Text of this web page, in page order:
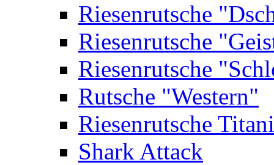
Riesenrutsche
Riesenrutsche
Riesenrutsche
Rutsche "Western"
Riesenrutsche
Shark Attack